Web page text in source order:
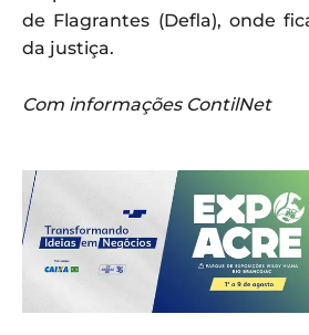
de Flagrantes (Defla), onde
da justiça.
Com informações ContilNet